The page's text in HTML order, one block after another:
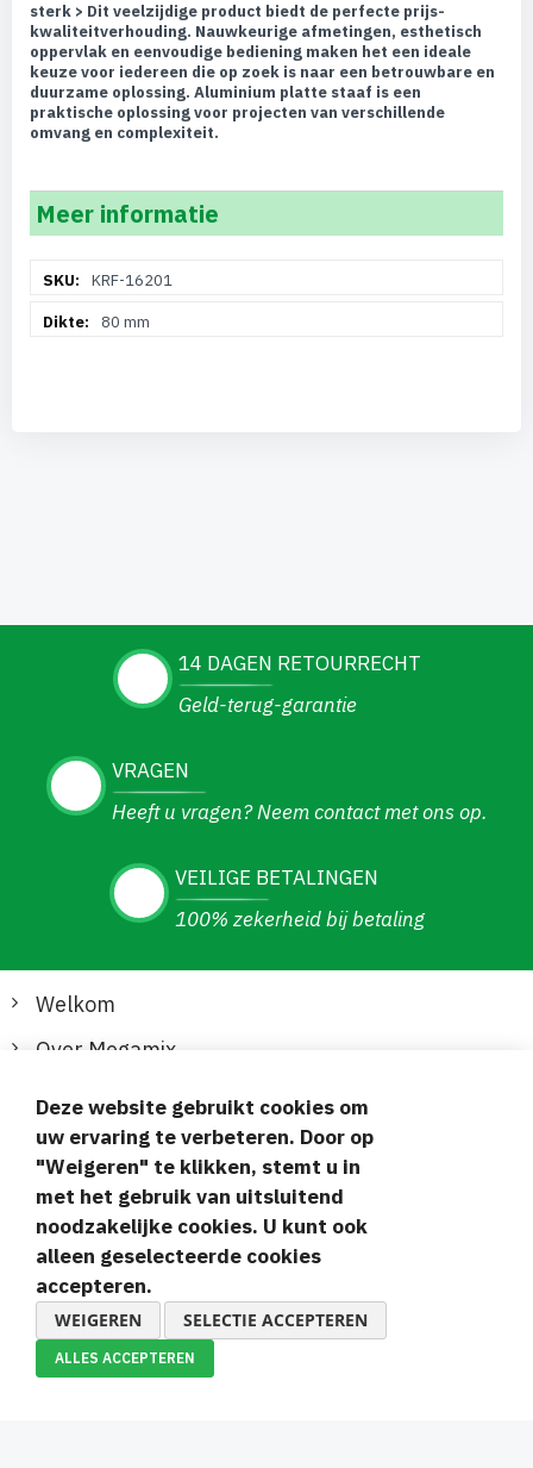
sterk > Dit veelzijdige product biedt de perfecte prijs-
kwaliteitverhouding. Nauwkeurige afmetingen, esthetisch
oppervlak en eenvoudige bediening maken het een ideale
keuze voor iedereen die op zoek is naar een betrouwbare en
duurzame oplossing. Aluminium platte staaf is een
praktische oplossing voor projecten van verschillende
omvang en complexiteit.
Meer informatie
informatieKRF-16201
80 mm
14 DAGEN RETOURRECHT
Geld-terug-garantie
VRAGEN
Heeft u vragen? Neem contact met ons op.
VEILIGE BETALINGEN
100% zekerheid bij betaling
Welkom
Over Megamix
Informatie
Klantenservice
Veilige en gemakkelijke betalingen
Deze website gebruikt cookies om
uw ervaring te verbeteren. Door op
"Weigeren" te klikken, stemt u in
met het gebruik van uitsluitend
noodzakelijke cookies. U kunt ook
alleen geselecteerde cookies
accepteren.
WEIGEREN SELECTIE ACCEPTEREN
ALLES ACCEPTEREN